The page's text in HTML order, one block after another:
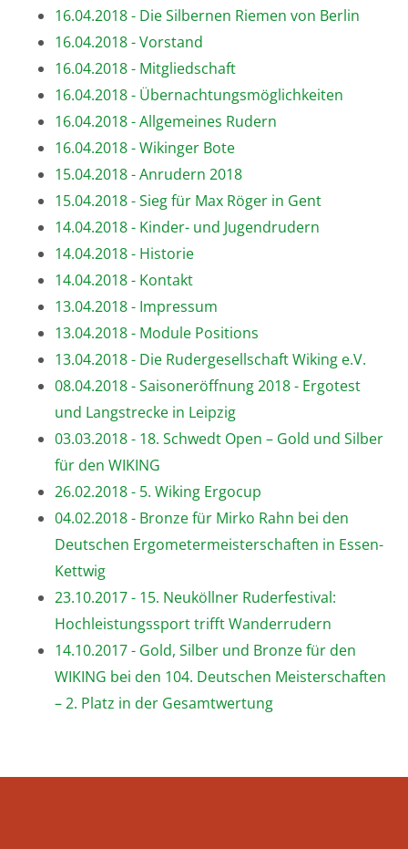
16.04.2018 - Die Silbernen Riemen von Berlin
16.04.2018 - Vorstand
16.04.2018 - Mitgliedschaft
16.04.2018 - Übernachtungsmöglichkeiten
16.04.2018 - Allgemeines Rudern
16.04.2018 - Wikinger Bote
15.04.2018 - Anrudern 2018
15.04.2018 - Sieg für Max Röger in Gent
14.04.2018 - Kinder- und Jugendrudern
14.04.2018 - Historie
14.04.2018 - Kontakt
13.04.2018 - Impressum
13.04.2018 - Module Positions
13.04.2018 - Die Rudergesellschaft Wiking e.V.
08.04.2018 - Saisoneröffnung 2018 - Ergotest
und Langstrecke in Leipzig
03.03.2018 - 18. Schwedt Open – Gold und Silber
für den WIKING
26.02.2018 - 5. Wiking Ergocup
04.02.2018 - Bronze für Mirko Rahn bei den
Deutschen Ergometermeisterschaften in Essen-
Kettwig
23.10.2017 - 15. Neuköllner Ruderfestival:
Hochleistungssport trifft Wanderrudern
14.10.2017 - Gold, Silber und Bronze für den
WIKING bei den 104. Deutschen Meisterschaften
– 2. Platz in der Gesamtwertung